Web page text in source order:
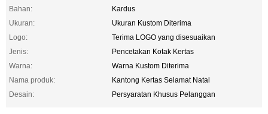
Bahan:
Kardus
Ukuran:
Ukuran Kustom Diterima
Logo:
Terima LOGO yang disesuaikan
Jenis:
Pencetakan Kotak Kertas
Warna:
Warna Kustom Diterima
Nama produk:
Kantong Kertas Selamat Natal
Desain:
Persyaratan Khusus Pelanggan